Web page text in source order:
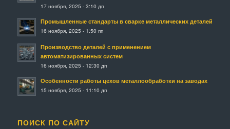
17 ноября, 2025 - 3:10 дп
Промышленные стандарты в сварке металлических деталей
16 ноября, 2025 - 1:50 пп
Производство деталей с применением
автоматизированных систем
16 ноября, 2025 - 12:30 дп
Особенности работы цехов металлообработки на заводах
15 ноября, 2025 - 11:10 дп
ПОИСК ПО САЙТУ